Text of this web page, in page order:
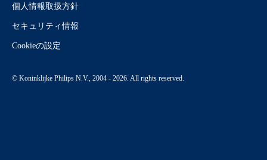
個人情報取扱方針
セキュリティ情報
Cookieの設定
© Koninklijke Philips N.V., 2004 - 2026. All rights reserved.